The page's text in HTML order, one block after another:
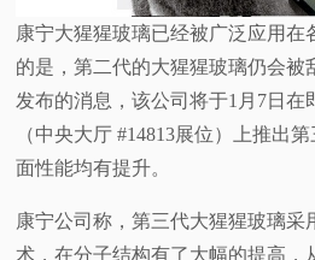
评
视
康宁大猩猩玻璃已经被广泛应用在
的是，第二代的大猩猩玻璃仍会被
发布的消息，该公司将于1月7日在
（中央大厅 #14813展位）上推出
面性能均有提升。
康宁公司称，第三代大猩猩玻璃采
术，在分子结构有了大幅的提高，